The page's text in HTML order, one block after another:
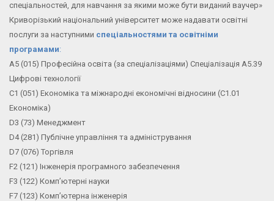
спеціальностей, для навчання за якими може бути виданий ваучер»
Криворізький національний університет може надавати освітні
послуги за наступними спеціальностями та освітніми
програмами:
А5 (015) Професійна освіта (за спеціалізаціями) Спеціалізація А5.39
Цифрові технології
С1 (051) Економіка та міжнародні економічні відносини (С1.01
Економіка)
D3 (73) Менеджмент
D4 (281) Публічне управління та адміністрування
D7 (076) Торгівля
F2 (121) Інженерія програмного забезпечення
F3 (122) Комп’ютерні науки
F7 (123) Комп’ютерна інженерія